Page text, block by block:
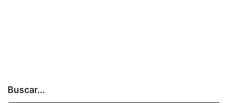
Buscar...